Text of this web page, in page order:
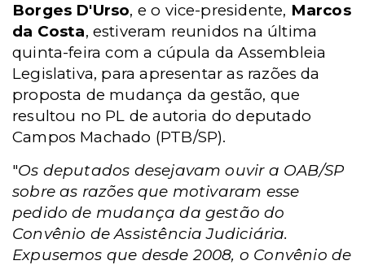
Borges D'Urso, e o vice-presidente, Marcos
da Costa, estiveram reunidos na última
quinta-feira com a cúpula da Assembleia
Legislativa, para apresentar as razões da
proposta de mudança da gestão, que
resultou no PL de autoria do deputado
Campos Machado (PTB/SP).
"Os deputados desejavam ouvir a OAB/SP
sobre as razões que motivaram esse
pedido de mudança da gestão do
Convênio de Assistência Judiciária.
Expusemos que desde 2008, o Convênio de